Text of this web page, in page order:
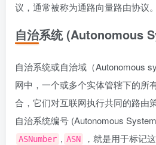
议，通常被称为通路向量路由协议。
自治系统 (Autonomous
自治系统或自治域（Autonomous
网中，一个或多个实体管辖下的所
合，它们对互联网执行共同的路由策
自治系统编号 (Autonomous
ASNumber , ASN ，就是用于标记